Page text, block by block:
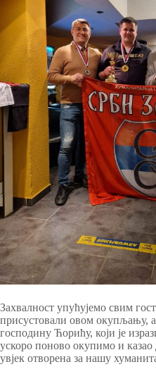
Захвалност упућујемо свим
присустовали овом окупљању,
господину Ћорићу, који је
ускоро поново окупимо и казао
увјек отворена за нашу